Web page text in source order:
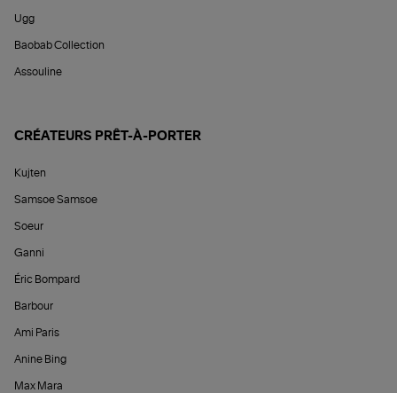
Ugg
Baobab Collection
Assouline
CRÉATEURS PRÊT-À-PORTER
Kujten
Samsoe Samsoe
Soeur
Ganni
Éric Bompard
Barbour
Ami Paris
Anine Bing
Max Mara